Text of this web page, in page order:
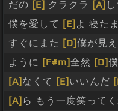
だの [E] クラクラ [A]
僕を愛して [E] よ 寝た
すぐにまた [D]僕が見
ように [F#m]全然 [D]
[A] なくて [E] いいんだ
[A] ら もう一度笑って